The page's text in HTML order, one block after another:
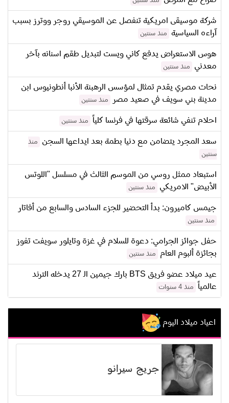
شركة موسيقى امريكية تنفصل عن الموسيقي روجر ووترز بسبب
آراءه السياسية
منذ سنتين
هوس الاستعراض يدفع كاني ويست لتبديل طقم اسنانه بآخر
معدني
منذ سنتين
نحات مصري يقدم تمثال لمؤسس الرهبنة الأنبا أنطونيوس ابن
مدينة بني سويف في صعيد مصر
منذ سنتين
احلام تنفي شائعة سرقتها في فرنسا كلياً منذ سنتين
سعد المجرد يتضامن مع دنيا بطمة بعد ايداعها السجن
منذ
سنتين
استبعاد ممثل روسي من الموسم الثالث في مسلسل "اللوتس
الأبيض" الامريكي
منذ سنتين
جيمس كاميرون: بدأ التحضير للجزء السادس والسابع من أفاتار
منذ سنتين
حفل جوائز الجرامي: دعوة للسلام في غزة وتايلور سويفت تفوز
بجائزة ألبوم العام
منذ سنتين
عيد ميلاد عضو فريق BTS بارك جيمين الـ 27 يدخله الترند
عالمياً
منذ 4 سنوات
اعياد ميلاد اليوم
جريج سيرانو